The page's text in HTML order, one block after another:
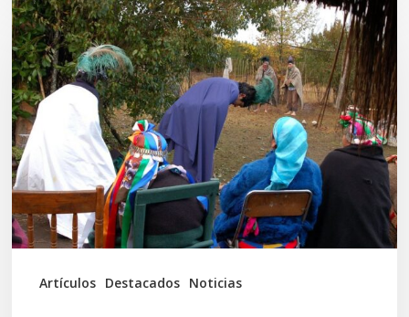
Artículos Destacados Noticias
del
Wiñoy
Tripantü
y
la
Sociedad
Mapuche
Ancestral